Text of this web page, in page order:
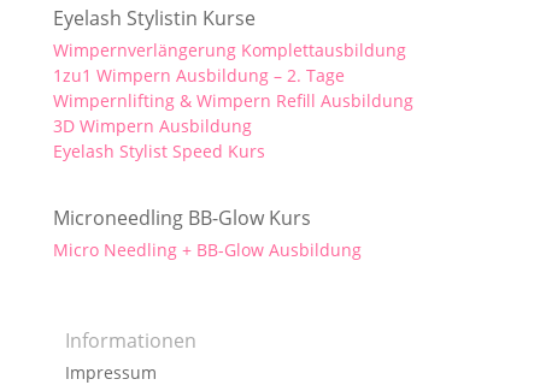
Eyelash Stylistin Kurse
Wimpernverlängerung Komplettausbildung
1zu1 Wimpern Ausbildung – 2. Tage
Wimpernlifting & Wimpern Refill Ausbildung
3D Wimpern Ausbildung
Eyelash Stylist Speed Kurs
Microneedling BB-Glow Kurs
Micro Needling + BB-Glow Ausbildung
Informationen
Impressum